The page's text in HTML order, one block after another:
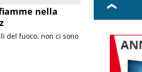
nella
del fuoco, non ci sono
❮